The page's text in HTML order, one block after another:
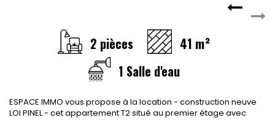
2 pièces
41 m²
1 Salle d'eau
ESPACE IMMO vous propose à la location - construction neuve
LOI PINEL - cet appartement T2 situé au premier étage avec